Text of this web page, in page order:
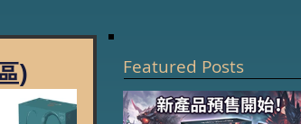
) Featured Posts